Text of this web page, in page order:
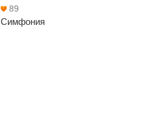
89
Симфония